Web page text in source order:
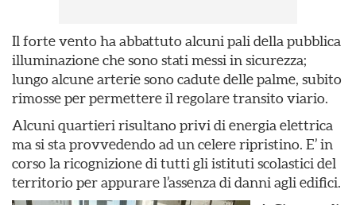
Il forte vento ha abbattuto alcuni pali della pubblica
illuminazione che sono stati messi in sicurezza;
lungo alcune arterie sono cadute delle palme, subito
rimosse per permettere il regolare transito viario.
Alcuni quartieri risultano privi di energia elettrica
ma si sta provvedendo ad un celere ripristino. E’ in
corso la ricognizione di tutti gli istituti scolastici del
territorio per appurare l’assenza di danni agli edifici.